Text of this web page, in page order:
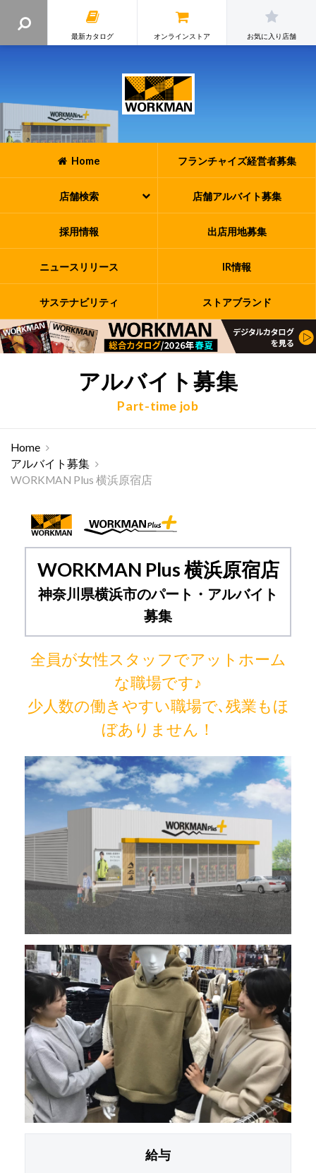
最新カタログ オンラインストア お気に入り店舗
Home フランチャイズ経営者募集
店舗検索 店舗アルバイト募集
採用情報 出店用地募集
ニュースリリース IR情報
サステナビリティ ストアブランド
アルバイト募集
Part-time job
Home
アルバイト募集
WORKMAN Plus 横浜原宿店
WORKMAN Plus 横浜原宿店
神奈川県横浜市のパート・アルバイト
募集
全員が女性スタッフでアットホーム
な職場です♪
少人数の働きやすい職場で､残業もほ
ぼありません！
給与